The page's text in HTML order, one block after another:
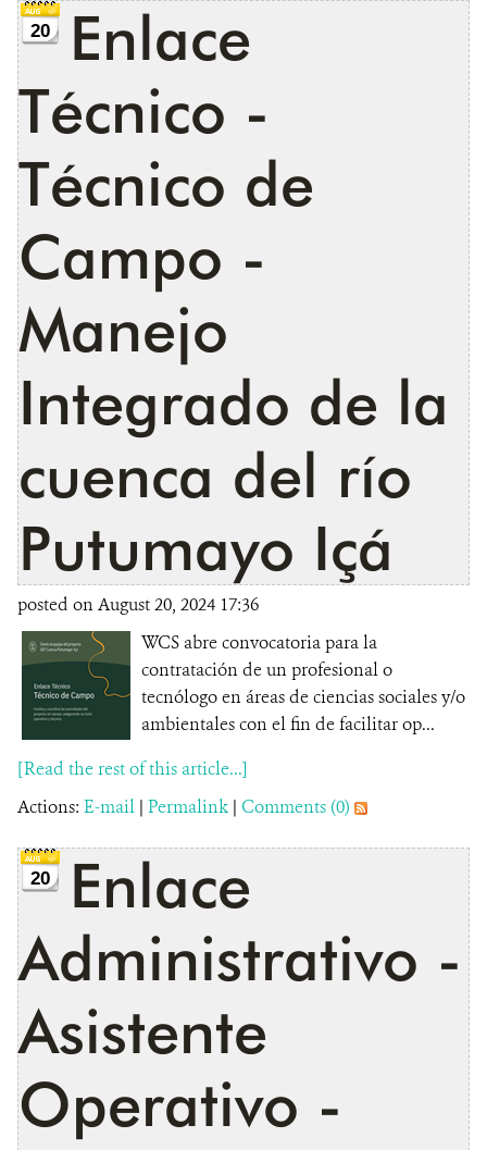
20
Enlace
Técnico -
Técnico de
Campo -
Manejo
Integrado de la
cuenca del río
Putumayo Içá
posted on August 20, 2024 17:36
WCS abre convocatoria para la
contratación de un profesional o
tecnólogo en áreas de ciencias sociales y/o
ambientales con el fin de facilitar op...
[Read the rest of this article...]
Actions: E-mail | Permalink | Comments (0)
20
Enlace
Administrativo -
Asistente
Operativo -